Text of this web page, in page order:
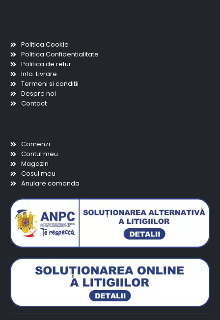
Politica Cookie
Politica Confidentialitate
Politica de retur
Info. Livrare
Termeni si conditii
Despre noi
Contact
Comenzi
Contul meu
Magazin
Cosul meu
Anulare comanda